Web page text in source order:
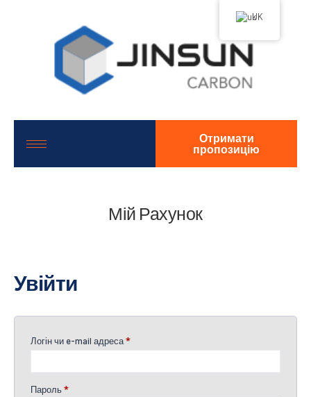
Отримати
пропозицію
Мій Рахунок
Увійти
Логін чи e-mail адреса*
Пароль*
UK